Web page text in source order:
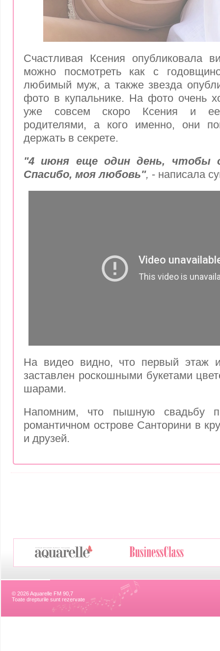
Счастливая Ксения опубликовала
можно посмотреть как с
любимый муж, а также звезда
фото в купальнике. На фото очень
уже совсем скоро Ксения и ее
родителями, а кого именно, они
держать в секрете.
"4 июня еще один день, чтобы
Спасибо, моя любовь", - написала
На видео видно, что первый этаж
заставлен роскошными букетами
шарами.
Напомним, что пышную свадьбу
романтичном острове Санторини в
и друзей.
© 2026 Aquarelle FM 90,7
Toate drepturile sunt rezervate